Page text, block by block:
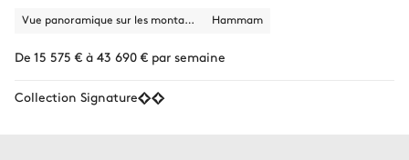
Vue panoramique sur les montagnes Hammam
De 15 575 € à 43 690 € par semaine
Collection Signature